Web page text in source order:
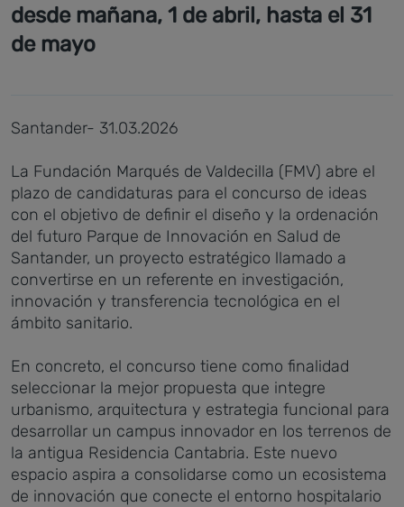
desde mañana, 1 de abril, hasta el 31
de mayo
Santander- 31.03.2026
La Fundación Marqués de Valdecilla (FMV) abre el
plazo de candidaturas para el concurso de ideas
con el objetivo de definir el diseño y la ordenación
del futuro Parque de Innovación en Salud de
Santander, un proyecto estratégico llamado a
convertirse en un referente en investigación,
innovación y transferencia tecnológica en el
ámbito sanitario.
En concreto, el concurso tiene como finalidad
seleccionar la mejor propuesta que integre
urbanismo, arquitectura y estrategia funcional para
desarrollar un campus innovador en los terrenos de
la antigua Residencia Cantabria. Este nuevo
espacio aspira a consolidarse como un ecosistema
de innovación que conecte el entorno hospitalario